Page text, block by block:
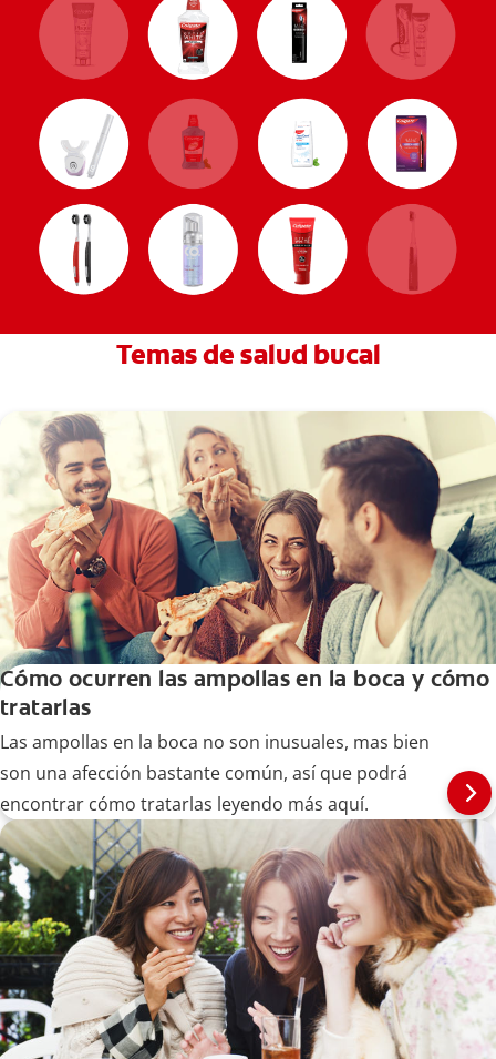
Temas de salud bucal
Cómo ocurren las ampollas en la boca y cómo
tratarlas
Las ampollas en la boca no son inusuales, mas bien
son una afección bastante común, así que podrá
encontrar cómo tratarlas leyendo más aquí.